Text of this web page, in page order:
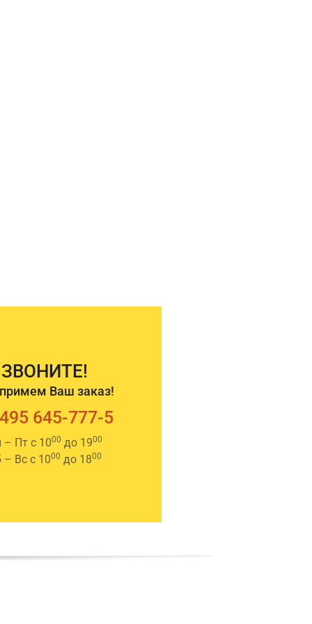
ЗВОНИТЕ!
Ваш заказ!
645-777-5
– Пт с 1000 до 1900
– Вс с 1000 до 1800